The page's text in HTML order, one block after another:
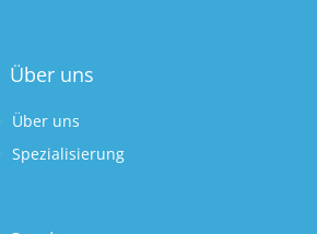
Über uns
Über uns
Spezialisierung